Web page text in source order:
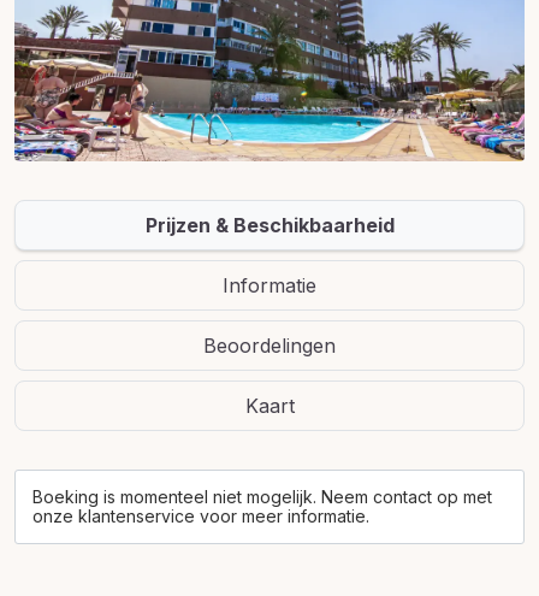
Prijzen & Beschikbaarheid
Informatie
Beoordelingen
Kaart
Boeking is momenteel niet mogelijk. Neem contact op met
onze klantenservice voor meer informatie.